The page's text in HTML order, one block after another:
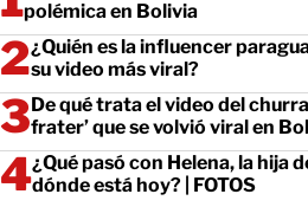
polémica en Bolivia
¿Quién es la influencer
su video más viral?
De qué trata el video del
frater’ que se volvió viral en
¿Qué pasó con Helena, la hija
dónde está hoy? | FOTOS